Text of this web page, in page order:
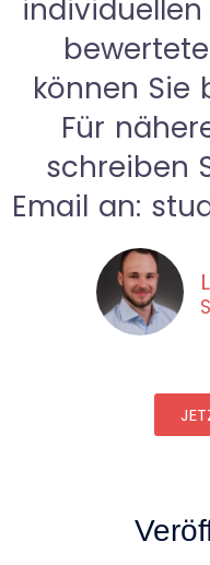
können Sie
Für
schreiben
Email an: